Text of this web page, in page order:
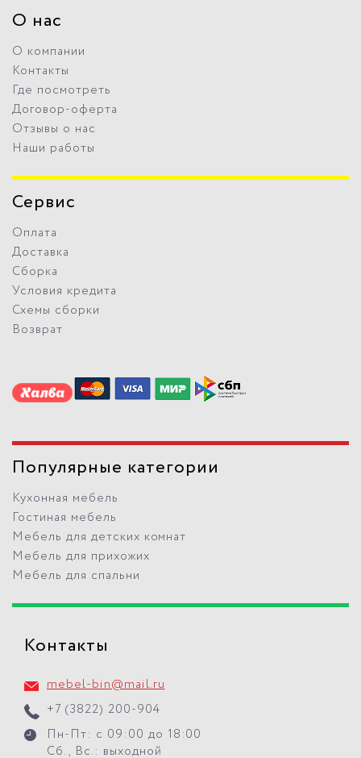
О нас
О компании
Контакты
Где посмотреть
Договор-оферта
Отзывы о нас
Наши работы
Сервис
Оплата
Доставка
Сборка
Условия кредита
Схемы сборки
Возврат
Популярные категории
Кухонная мебель
Гостиная мебель
Мебель для детских комнат
Мебель для прихожих
Мебель для спальни
Контакты
mebel-bin@mail.ru
+7 (3822) 200-904
Пн-Пт: с 09:00 до 18:00
Сб., Вс.: выходной